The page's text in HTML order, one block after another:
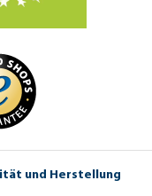
und Herstellung